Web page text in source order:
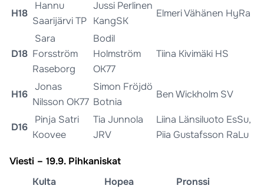
H18
Hannu
Saarijärvi TP
Jussi Perlinen
KangSK
Elmeri Vähänen HyRa
D18
Sara
Forsström
Raseborg
Bodil
Holmström
OK77
Tiina Kivimäki HS
H16
Jonas
Nilsson OK77
Simon Fröjdö
Botnia
Ben Wickholm SV
D16
Pinja Satri
Koovee
Tia Junnola
JRV
Liina Länsiluoto EsSu,
Piia Gustafsson RaLu
Viesti – 19.9. Pihkaniskat
Kulta
Hopea Pronssi